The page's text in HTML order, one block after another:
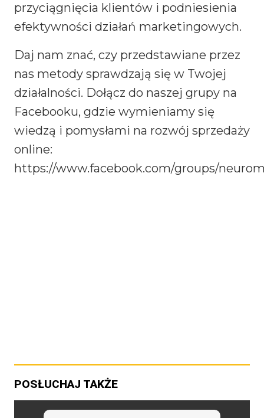
przyciągnięcia klientów i podniesienia
efektywności działań marketingowych.
Daj nam znać, czy przedstawiane przez
nas metody sprawdzają się w Twojej
działalności. Dołącz do naszej grupy na
Facebooku, gdzie wymieniamy się
wiedzą i pomysłami na rozwój sprzedaży
online:
https://www.facebook.com/groups/
POSŁUCHAJ TAKŻE